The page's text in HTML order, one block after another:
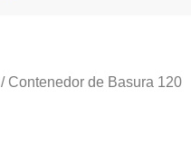
/ Contenedor de Basura 120